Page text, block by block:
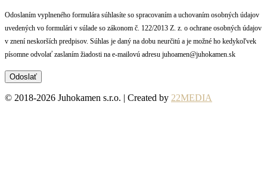
Odoslaním vyplneného formulára súhlasíte so spracovaním a uchovaním osobných údajov
uvedených vo formulári v súlade so zákonom č. 122/2013 Z. z. o ochrane osobných údajov
v znení neskorších predpisov. Súhlas je daný na dobu neurčitú a je možné ho kedykoľvek
písomne odvolať zaslaním žiadosti na e-mailovú adresu juhoamen@juhokamen.sk
© 2018-2026 Juhokamen s.r.o. | Created by 22MEDIA